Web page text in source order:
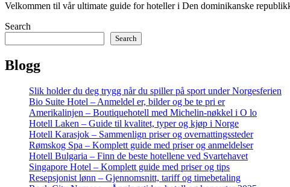
Velkommen til vår ultimate guide for hoteller i Den dominikanske
Search
Search
Blogg
Slik holder du deg trygg når du spiller på sport under Norgesferien
Bio Suite Hotel – Anmeldel er, bilder og be te pri er
Amerikalinjen – Boutiquehotell med Michelin-nøkkel i O lo
Hotell Laken – Guide til kvalitet, typer og kjøp i Norge
Hotell Karasjok – Sammenlign priser og overnattingssteder
Rømskog Spa – Komplett guide med priser og anmeldelser
Hotell Bulgaria – Finn de beste hotellene ved Svartehavet
Singapore Hotel – Komplett guide med priser og tips
Resepsjonist lønn – Gjennomsnitt, tariff og timebetaling